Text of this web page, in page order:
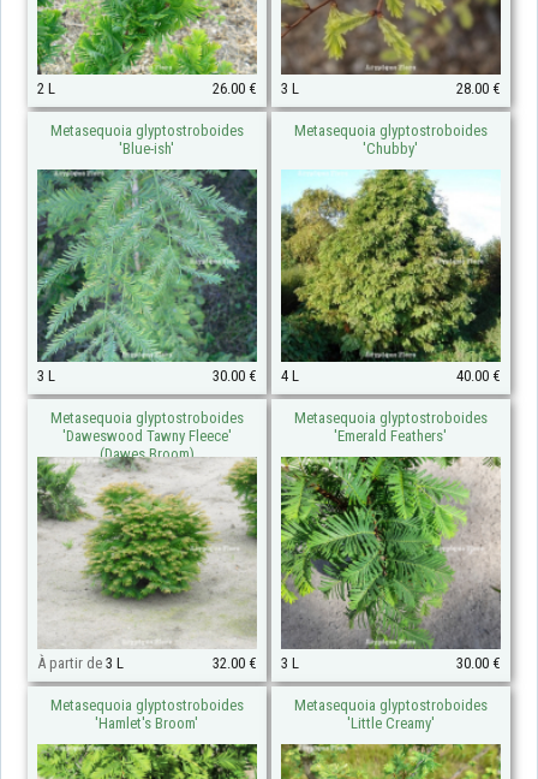
2 L 26.00 € 3 L 28.00 €
Metasequoia glyptostroboides
'Blue-ish'
3 L 30.00 €
Metasequoia glyptostroboides
'Chubby'
4 L 40.00 €
Metasequoia glyptostroboides
'Daweswood Tawny Fleece'
(Dawes Broom)
À partir de 3 L 32.00 €
Metasequoia glyptostroboides
'Emerald Feathers'
3 L 30.00 €
Metasequoia glyptostroboides
'Hamlet's Broom'
Metasequoia glyptostroboides
'Little Creamy'